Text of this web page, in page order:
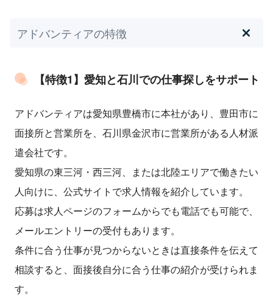
アドバンティアの特徴
【特徴1】愛知と石川での仕事探しをサポート
アドバンティアは愛知県豊橋市に本社があり、豊田市に
面接所と営業所を、石川県金沢市に営業所がある人材派
遣会社です。
愛知県の東三河・西三河、または北陸エリアで働きたい
人向けに、公式サイトで求人情報を紹介しています。
応募は求人ページのフォームからでも電話でも可能で、
メールエントリーの受付もあります。
条件に合う仕事が見つからないときは直接条件を伝えて
相談すると、面接後自分に合う仕事の紹介が受けられま
す。